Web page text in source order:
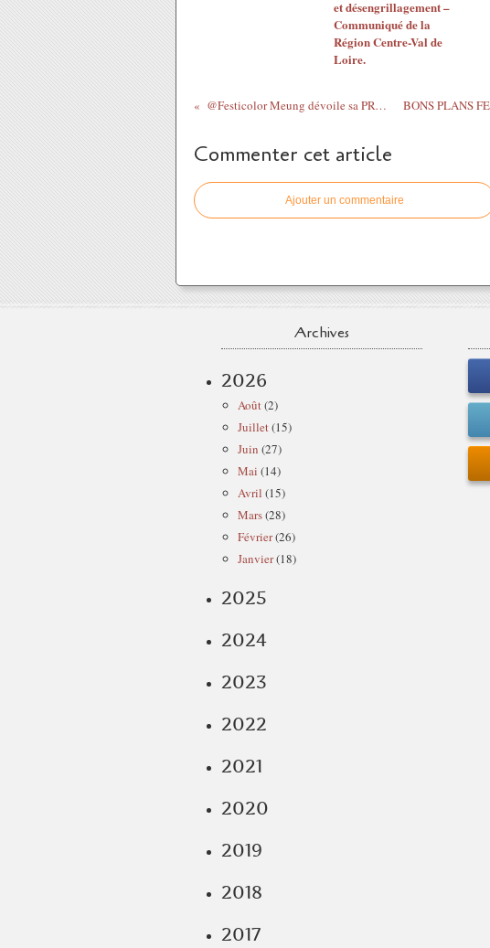
et désengrillagement –
Communiqué de la
Région Centre-Val de
Loire.
@Festicolor Meung dévoile sa PROGRAMMATION 2018 :...
Commenter cet article
Ajouter un commentaire
Archives
2026
Août(2)
Juillet(15)
Juin (27)
Mai (14)
Avril (15)
Mars(28)
Février(26)
Janvier(18)
2025
2024
2023
2022
2021
2020
2019
2018
2017